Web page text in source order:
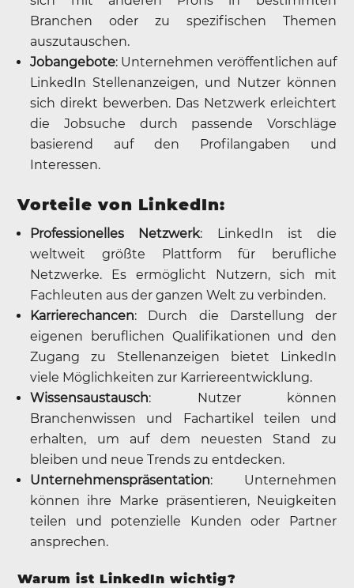
Branchen oder zu spezifischen Themen
auszutauschen.
Jobangebote: Unternehmen veröffentlichen auf
LinkedIn Stellenanzeigen, und Nutzer können
sich direkt bewerben. Das Netzwerk erleichtert
die Jobsuche durch passende Vorschläge
basierend auf den Profilangaben und
Interessen.
Vorteile von LinkedIn:
Professionelles Netzwerk: LinkedIn ist die
weltweit größte Plattform für berufliche
Netzwerke. Es ermöglicht Nutzern, sich mit
Fachleuten aus der ganzen Welt zu verbinden.
Karrierechancen: Durch die Darstellung der
eigenen beruflichen Qualifikationen und den
Zugang zu Stellenanzeigen bietet LinkedIn
viele Möglichkeiten zur Karriereentwicklung.
Wissensaustausch: Nutzer können
Branchenwissen und Fachartikel teilen und
erhalten, um auf dem neuesten Stand zu
bleiben und neue Trends zu entdecken.
Unternehmenspräsentation: Unternehmen
können ihre Marke präsentieren, Neuigkeiten
teilen und potenzielle Kunden oder Partner
ansprechen.
Warum ist LinkedIn wichtig?